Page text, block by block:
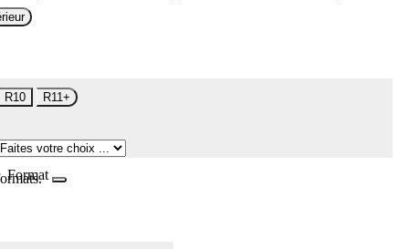
R10 R11+
Format